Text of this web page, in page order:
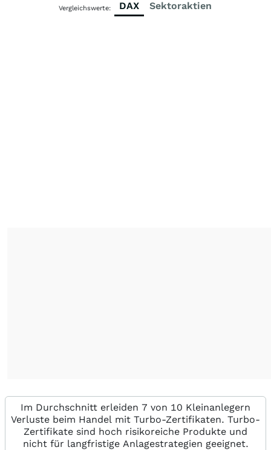
Vergleichswerte: DAX Sektoraktien
Im Durchschnitt erleiden 7 von 10 Kleinanlegern
Verluste beim Handel mit Turbo-Zertifikaten. Turbo-
Zertifikate sind hoch risikoreiche Produkte und
nicht für langfristige Anlagestrategien geeignet.